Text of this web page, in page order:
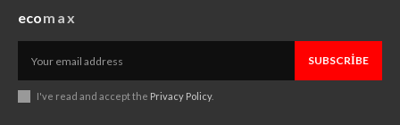
ecomax
SUBSCRIBE
I've read and accept the Privacy Policy.